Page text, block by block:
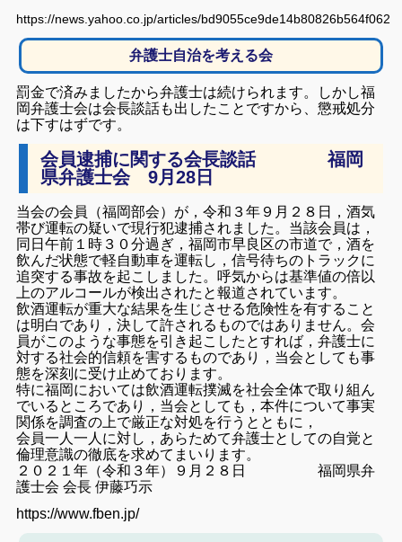
https://news.yahoo.co.jp/articles/
弁護士自治を考える会
罰金で済みましたから弁護士は続けられます。しかし福
岡弁護士会は会長談話も出したことですから、懲戒処分
は下すはずです。
会員逮捕に関する会長談話 福岡
県弁護士会 9月28日
当会の会員（福岡部会）が，令和３年９月２８日，酒気
帯び運転の疑いで現行犯逮捕されました。当該会員は，
同日午前１時３０分過ぎ，福岡市早良区の市道で，酒を
飲んだ状態で軽自動車を運転し，信号待ちのトラックに
追突する事故を起こしました。呼気からは基準値の倍以
上のアルコールが検出されたと報道されています。
飲酒運転が重大な結果を生じさせる危険性を有すること
は明白であり，決して許されるものではありません。会
員がこのような事態を引き起こしたとすれば，弁護士に
対する社会的信頼を害するものであり，当会としても事
態を深刻に受け止めております。
特に福岡においては飲酒運転撲滅を社会全体で取り組ん
でいるところであり，当会としても，本件について事実
関係を調査の上で厳正な対処を行うとともに，
会員一人一人に対し，あらためて弁護士としての自覚と
倫理意識の徹底を求めてまいります。
２０２１年（令和３年）９月２８日 福岡県弁
護士会 会長 伊藤巧示
https://www.fben.jp/